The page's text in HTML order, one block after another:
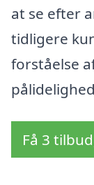
at se efter
tidligere
forståelse
Få 3